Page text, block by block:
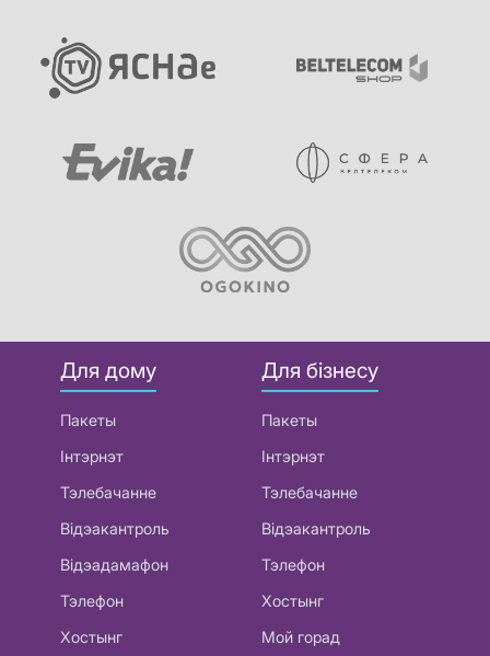
Для дому
Пакеты
Інтэрнэт
Тэлебачанне
Відэакантроль
Відэадамафон
Тэлефон
Хостынг
Для бізнесу
Пакеты
Інтэрнэт
Тэлебачанне
Відэакантроль
Тэлефон
Хостынг
Мой горад